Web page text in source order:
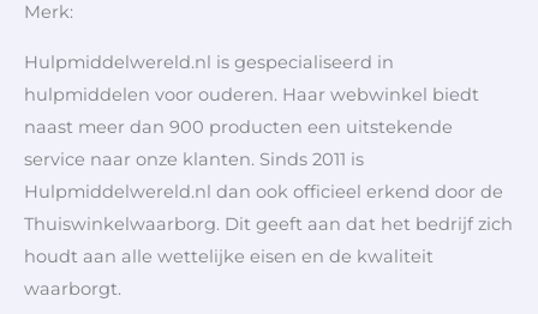
Merk:
Hulpmiddelwereld.nl is gespecialiseerd in
hulpmiddelen voor ouderen. Haar webwinkel biedt
naast meer dan 900 producten een uitstekende
service naar onze klanten. Sinds 2011 is
Hulpmiddelwereld.nl dan ook officieel erkend door de
Thuiswinkelwaarborg. Dit geeft aan dat het bedrijf zich
houdt aan alle wettelijke eisen en de kwaliteit
waarborgt.